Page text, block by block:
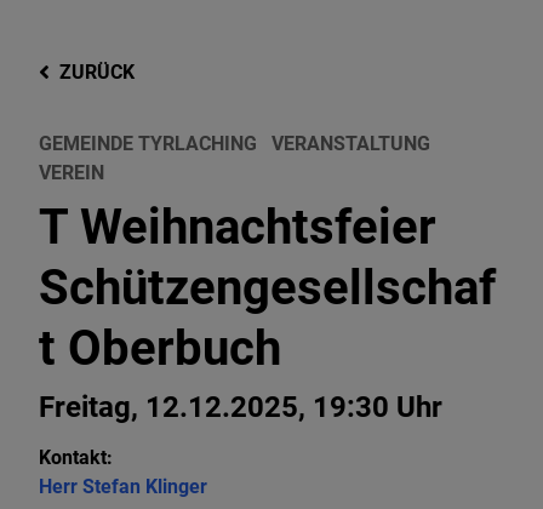
ZURÜCK
GEMEINDE TYRLACHING
VERANSTALTUNG
VEREIN
T Weihnachtsfeier
Schützengesellschaf
t Oberbuch
Freitag, 12.12.2025, 19:30 Uhr
Kontakt:
Herr Stefan Klinger